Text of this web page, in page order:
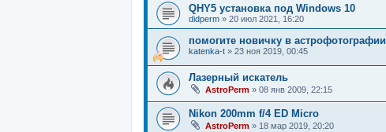
QHY5 установка под Windows 10
didperm » 20 июл 2021, 16:20
помогите новичку в астрофотографии
katenka-t » 23 ноя 2019, 00:45
Лазерный искатель
AstroPerm » 08 янв 2009, 22:15
Nikon 200mm f/4 ED Micro
AstroPerm » 18 мар 2019, 20:20